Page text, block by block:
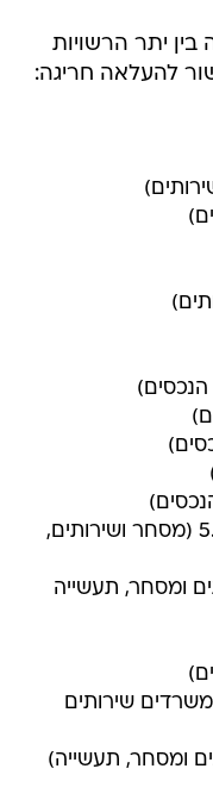
יתר הרשויות
להעלאה חריגה:
המועצה האזורית הגלבוע - 5.8% (מסחר ושירותים,
שירותים ומסחר, תעשייה
האזורית מנשה - 5% (משרדים שירותים